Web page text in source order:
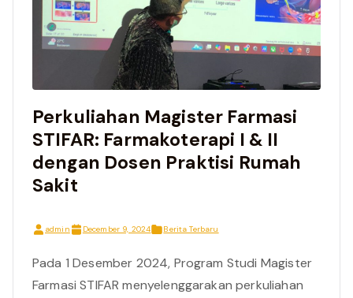
Perkuliahan Magister Farmasi
STIFAR: Farmakoterapi I & II
dengan Dosen Praktisi Rumah
Sakit
admin December 9, 2024 Berita Terbaru
Pada 1 Desember 2024, Program Studi Magister
Farmasi STIFAR menyelenggarakan perkuliahan